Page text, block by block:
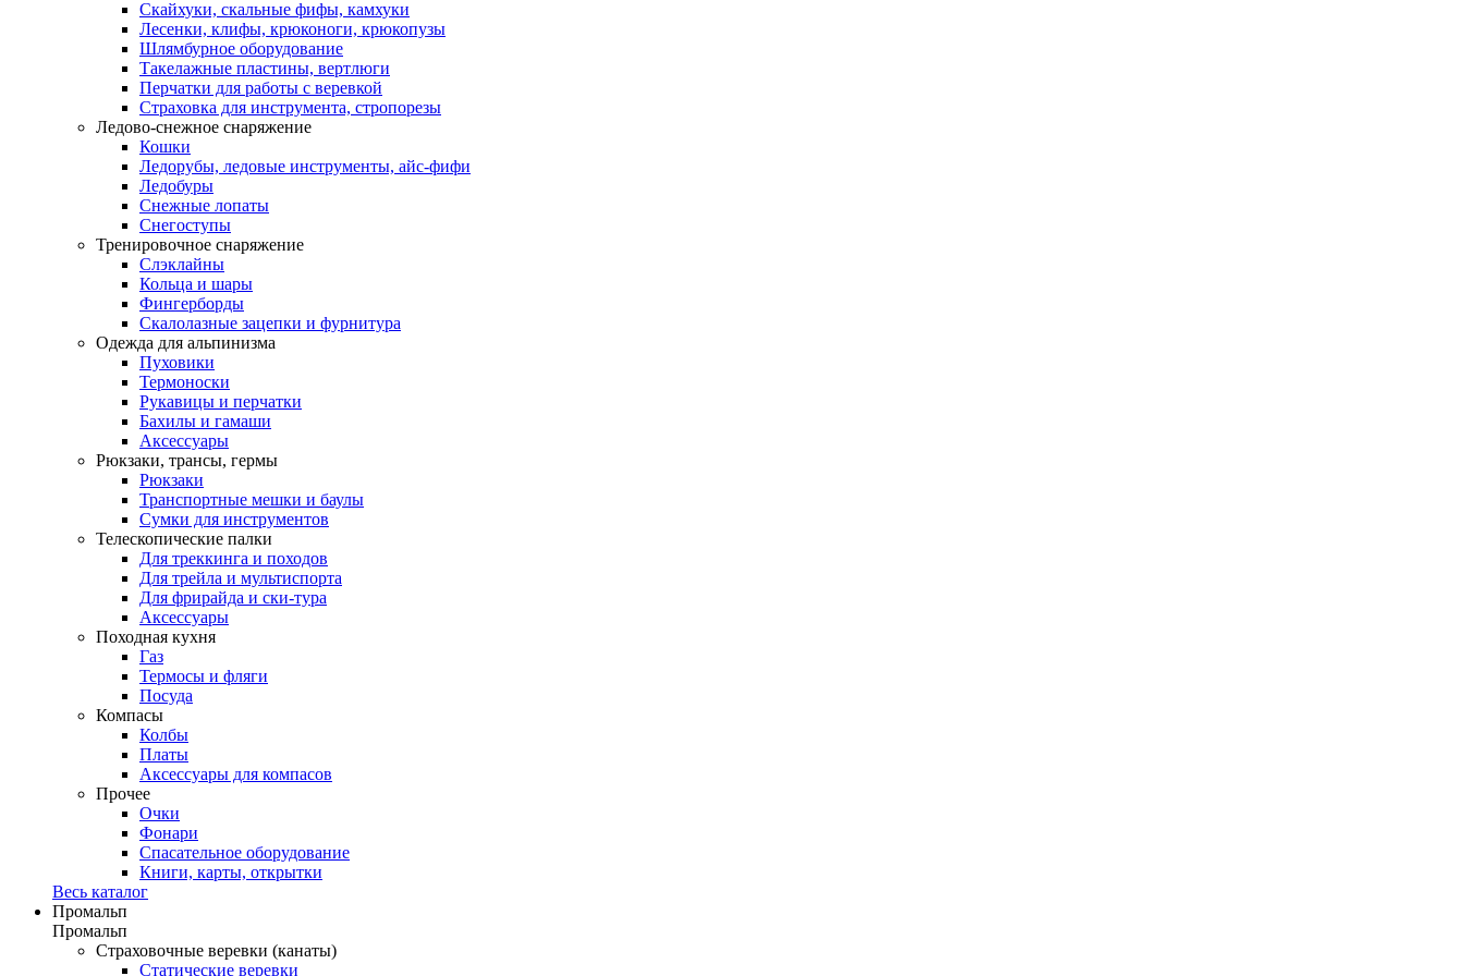
Скайхуки, скальные фифы, камхуки
Лесенки, клифы, крюконоги, крюкопузы
Шлямбурное оборудование
Такелажные пластины, вертлюги
Перчатки для работы с веревкой
Страховка для инструмента, стропорезы
Ледово-снежное снаряжение
Кошки
Ледорубы, ледовые инструменты, айс-фифи
Ледобуры
Снежные лопаты
Снегоступы
Тренировочное снаряжение
Слэклайны
Кольца и шары
Фингерборды
Скалолазные зацепки и фурнитура
Одежда для альпинизма
Пуховики
Термоноски
Рукавицы и перчатки
Бахилы и гамаши
Аксессуары
Рюкзаки, трансы, гермы
Рюкзаки
Транспортные мешки и баулы
Сумки для инструментов
Телескопические палки
Для треккинга и походов
Для трейла и мультиспорта
Для фрирайда и ски-тура
Аксессуары
Походная кухня
Газ
Термосы и фляги
Посуда
Компасы
Колбы
Платы
Аксессуары для компасов
Прочее
Очки
Фонари
Спасательное оборудование
Книги, карты, открытки
Весь каталог
Промальп
Промальп
Страховочные веревки (канаты)
Статические веревки